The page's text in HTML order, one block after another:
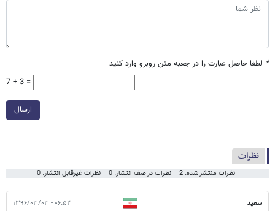
* لطفا حاصل عبارت را در جعبه متن روبرو وارد کنید
7 + 3 =
ارسال
نظرات
نظرات منتشر شده: 2 نظرات در صف انتشار: 0 نظرات غیرقابل انتشار: 0
سعید ۰۶:۵۲ - ۱۳۹۶/۰۳/۰۳